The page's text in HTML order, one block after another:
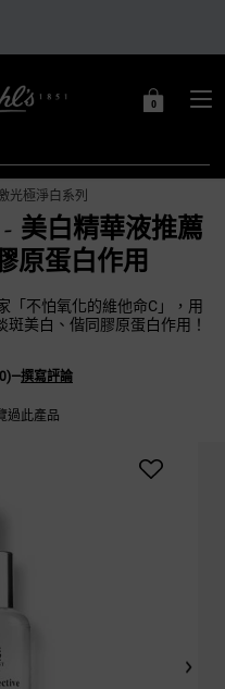
購0
0 PRODUCT IN
光極淨白系列
美白精華液推薦
原蛋白作用
「不怕氧化的維他命C」，用
美白、偕同膠原蛋白作用！
—撰寫評論
過此產品